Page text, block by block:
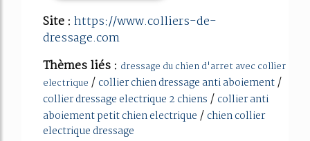
Site : https://www.colliers-de-
dressage.com
Thèmes liés : dressage du chien d'arret avec collier
electrique / collier chien dressage anti aboiement/
collier dressage electrique 2 chiens / collier anti
aboiement petit chien electrique / chien collier
electrique dressage